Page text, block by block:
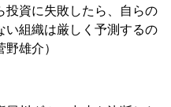
資に失敗したら、自らの
い組織は厳しく予測するの
雄介）